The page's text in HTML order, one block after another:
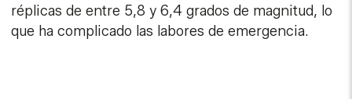
réplicas de entre 5,8 y 6,4 grados de magnitud, lo
que ha complicado las labores de emergencia.